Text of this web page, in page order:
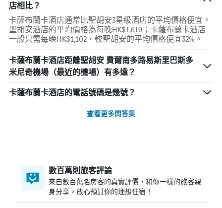
店相比？
卡薩布蘭卡酒店通常比聖胡安3星級酒店的平均價格便宜。
聖胡安酒店的平均價格為每晚HK$1,619；卡薩布蘭卡酒店
一般只需每晚HK$1,102，較聖胡安的平均價格便宜32%。
卡薩布蘭卡酒店距離聖胡安 費爾南多路易斯里巴斯多
米尼奇機場（最近的機場）有多遠？
卡薩布蘭卡酒店的電話號碼是幾號？
查看更多問答集
數百萬則旅客評論
來自數百萬名房客的真實評價，和你一樣的旅客親
身分享。放心預訂你的理想住宿！